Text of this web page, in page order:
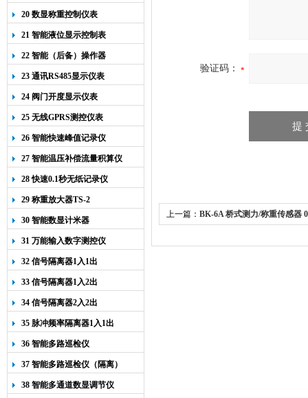
20 数显称重控制仪表
21 智能液位显示控制表
22 智能（后备）操作器
23 通讯RS485显示仪表
24 阀门开度显示仪表
25 无线GPRS测控仪表
26 智能快速峰值记录仪
27 智能温压补偿流量积算仪
28 快速0.1秒无纸记录仪
29 称重放大器TS-2
30 智能数显计米器
31 万能输入数字测控仪
32 信号隔离器1入1出
33 信号隔离器1入2出
34 信号隔离器2入2出
35 脉冲频率隔离器1入1出
36 智能多路巡检仪
37 智能多路巡检仪（隔离）
38 智能多通道数显调节仪
验证码：
上一篇： BK-6A 桥式测力/称重传感器